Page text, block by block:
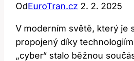
OdEuroTran.cz 2. 2. 2025
V moderním světě, který je
propojený díky
„cyber“ stalo běžnou